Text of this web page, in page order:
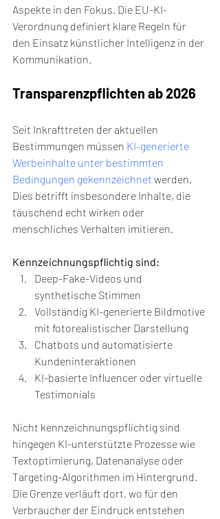
Aspekte in den Fokus. Die EU-KI-
Verordnung definiert klare Regeln für
den Einsatz künstlicher Intelligenz in der
Kommunikation.
Transparenzpflichten ab 2026
Seit Inkrafttreten der aktuellen
Bestimmungen müssen KI-generierte
Werbeinhalte unter bestimmten
Bedingungen gekennzeichnet werden.
Dies betrifft insbesondere Inhalte, die
täuschend echt wirken oder
menschliches Verhalten imitieren.
Kennzeichnungspflichtig sind:
Deep-Fake-Videos und
synthetische Stimmen
Vollständig KI-generierte Bildmotive
mit fotorealistischer Darstellung
Chatbots und automatisierte
Kundeninteraktionen
KI-basierte Influencer oder virtuelle
Testimonials
Nicht kennzeichnungspflichtig sind
hingegen KI-unterstützte Prozesse wie
Textoptimierung, Datenanalyse oder
Targeting-Algorithmen im Hintergrund.
Die Grenze verläuft dort, wo für den
Verbraucher der Eindruck entstehen